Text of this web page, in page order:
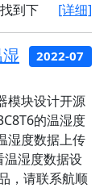
到下
[详细]
2022-07
模块设计开源
的温湿度
湿度数据上传
湿度数据设
，请联系航顺